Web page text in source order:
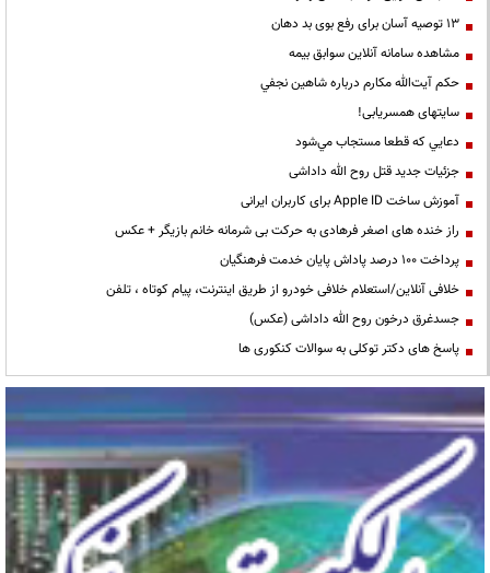
13 توصیه آسان برای رفع بوی بد دهان
مشاهده سامانه آنلاين سوابق بیمه
حكم آيت‌الله مكارم درباره شاهين نجفي
سایتهای همسریابی!
دعايي كه قطعا مستجاب مي‌شود
جزئیات جدید قتل روح الله داداشی
آموزش ساخت Apple ID برای کاربران ایرانی
راز خنده های اصغر فرهادی به حرکت بی شرمانه خانم بازیگر + عکس
پرداخت ۱۰۰ درصد پاداش پایان خدمت فرهنگیان
خلافی آنلاین/استعلام خلافی خودرو از طریق اینترنت، پیام کوتاه ، تلفن
جسدغرق درخون روح الله داداشی (عکس)
پاسخ های دکتر توکلی به سوالات کنکوری ها